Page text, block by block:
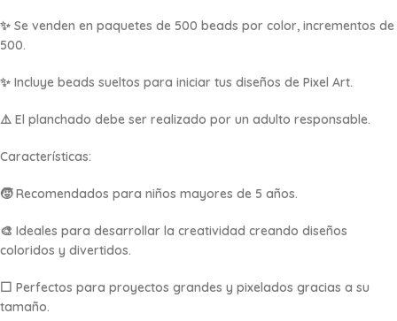
✨ Se venden en paquetes de 500 beads por color, incrementos de
500.
✨ Incluye beads sueltos para iniciar tus diseños de Pixel Art.
⚠️ El planchado debe ser realizado por un adulto responsable.
Características:
🧒 Recomendados para niños mayores de 5 años.
🎨 Ideales para desarrollar la creatividad creando diseños
coloridos y divertidos.
⬜ Perfectos para proyectos grandes y pixelados gracias a su
tamaño.